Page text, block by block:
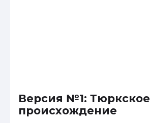
Версия №1: Тюркское
происхождение